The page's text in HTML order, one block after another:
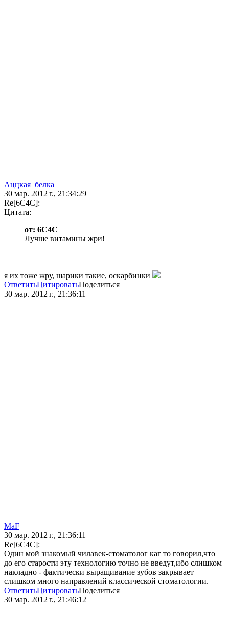
Аццкая_белка
30 мар. 2012 г., 21:34:29
Re[6C4C]:
Цитата:
от: 6C4C
Лучше витамины жри!
я их тоже жру, шарики такие, оскарбинки
ОтветитьЦитироватьПоделиться
30 мар. 2012 г., 21:36:11
MaF
30 мар. 2012 г., 21:36:11
Re[6C4C]:
Один мой знакомый чилавек-стоматолог каг то говорил,что
до его старости эту технологию точно не введут,ибо слишком
накладно - фактически выращивание зубов закрывает
слишком много направлений классической стоматологии.
ОтветитьЦитироватьПоделиться
30 мар. 2012 г., 21:46:12